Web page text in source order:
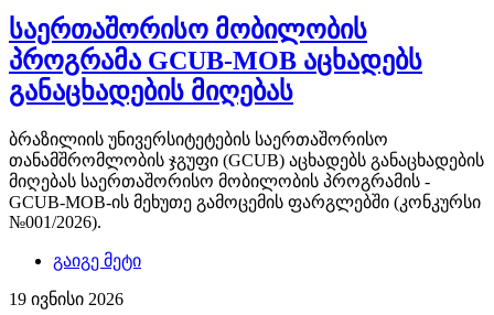
საერთაშორისო მობილობის
პროგრამა GCUB-MOB აცხადებს
განაცხადების მიღებას
ბრაზილიის უნივერსიტეტების საერთაშორისო
თანამშრომლობის ჯგუფი (GCUB) აცხადებს განაცხადების
მიღებას საერთაშორისო მობილობის პროგრამის -
GCUB-MOB-ის მეხუთე გამოცემის ფარგლებში (კონკურსი
№001/2026).
გაიგე მეტი
19 ივნისი 2026